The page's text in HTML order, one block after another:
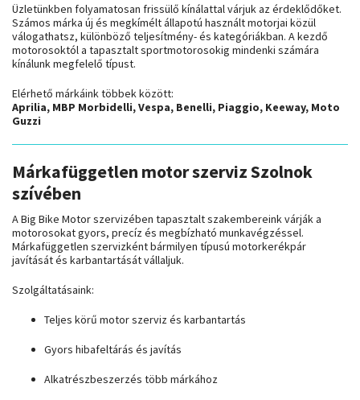
Üzletünkben folyamatosan frissülő kínálattal várjuk az érdeklődőket.
Számos márka új és megkímélt állapotú használt motorjai közül
válogathatsz, különböző teljesítmény- és kategóriákban. A kezdő
motorosoktól a tapasztalt sportmotorosokig mindenki számára
kínálunk megfelelő típust.
Elérhető márkáink többek között:
Aprilia, MBP Morbidelli, Vespa, Benelli, Piaggio, Keeway, Moto
Guzzi
Márkafüggetlen motor szerviz Szolnok
szívében
A Big Bike Motor szervizében tapasztalt szakembereink várják a
motorosokat gyors, precíz és megbízható munkavégzéssel.
Márkafüggetlen szervizként bármilyen típusú motorkerékpár
javítását és karbantartását vállaljuk.
Szolgáltatásaink:
Teljes körű motor szerviz és karbantartás
Gyors hibafeltárás és javítás
Alkatrészbeszerzés több márkához